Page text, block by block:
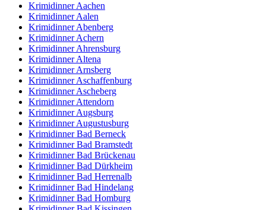
Krimidinner Aachen
Krimidinner Aalen
Krimidinner Abenberg
Krimidinner Achern
Krimidinner Ahrensburg
Krimidinner Altena
Krimidinner Arnsberg
Krimidinner Aschaffenburg
Krimidinner Ascheberg
Krimidinner Attendorn
Krimidinner Augsburg
Krimidinner Augustusburg
Krimidinner Bad Berneck
Krimidinner Bad Bramstedt
Krimidinner Bad Brückenau
Krimidinner Bad Dürkheim
Krimidinner Bad Herrenalb
Krimidinner Bad Hindelang
Krimidinner Bad Homburg